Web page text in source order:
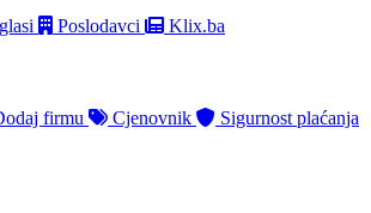
Poslodavci Klix.ba
firmu Cjenovnik Sigurnost plaćanja